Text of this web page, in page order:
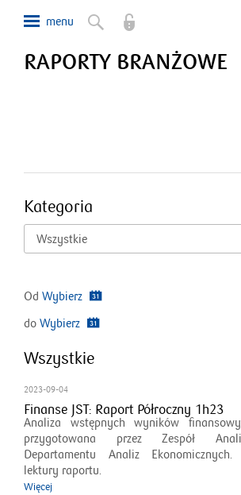
RAPORTY BRANŻOWE
Kategoria
Wszystkie
Od Wybierz
do Wybierz
Wszystkie
2023-09-04
Finanse JST: Raport Półroczny 1h23
Analiza wstępnych wyników
przygotowana przez Zespół
Departamentu Analiz
lektury raportu.
Więcej